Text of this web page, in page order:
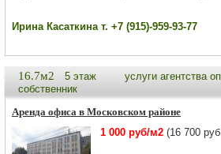
Ирина Касаткина т. +7 (915)-959-93-77
16.7м2 5 этаж
услуги агентства
собственник
Аренда офиса в Московском районе
1 000 руб/м2 (16 700